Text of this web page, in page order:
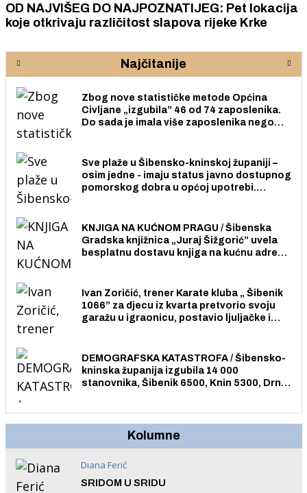
OD NAJVIŠEG DO NAJPOZNATIJEG: Pet lokacija
koje otkrivaju različitost slapova rijeke Krke
Najčitanije
Zbog nove statističke metode Općina
Civljane „izgubila” 46 od 74 zaposlenika.
Do sada je imala više zaposlenika nego
Sve plaže u Šibensko-kninskoj županiji –
osim jedne - imaju status javno dostupnog
pomorskog dobra u općoj upotrebi.
KNJIGA NA KUĆNOM PRAGU / Šibenska
Gradska knjižnica „Juraj Šižgorić” uvela
besplatnu dostavu knjiga na kućnu adresu
Ivan Zoričić, trener Karate kluba „ Šibenik
1066” za djecu iz kvarta pretvorio svoju
garažu u igraonicu, postavio ljuljačke i
DEMOGRAFSKA KATASTROFA / Šibensko-
kninska županija izgubila 14 000
stanovnika, Šibenik 6500, Knin 5300, Drniš
Kolumne
Diana Ferić
SRIDOM U SRIDU